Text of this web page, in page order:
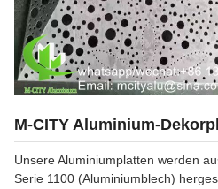
M-CITY Aluminium-
Unsere Aluminiumplatten werden
Serie 1100 (Aluminiumblech)